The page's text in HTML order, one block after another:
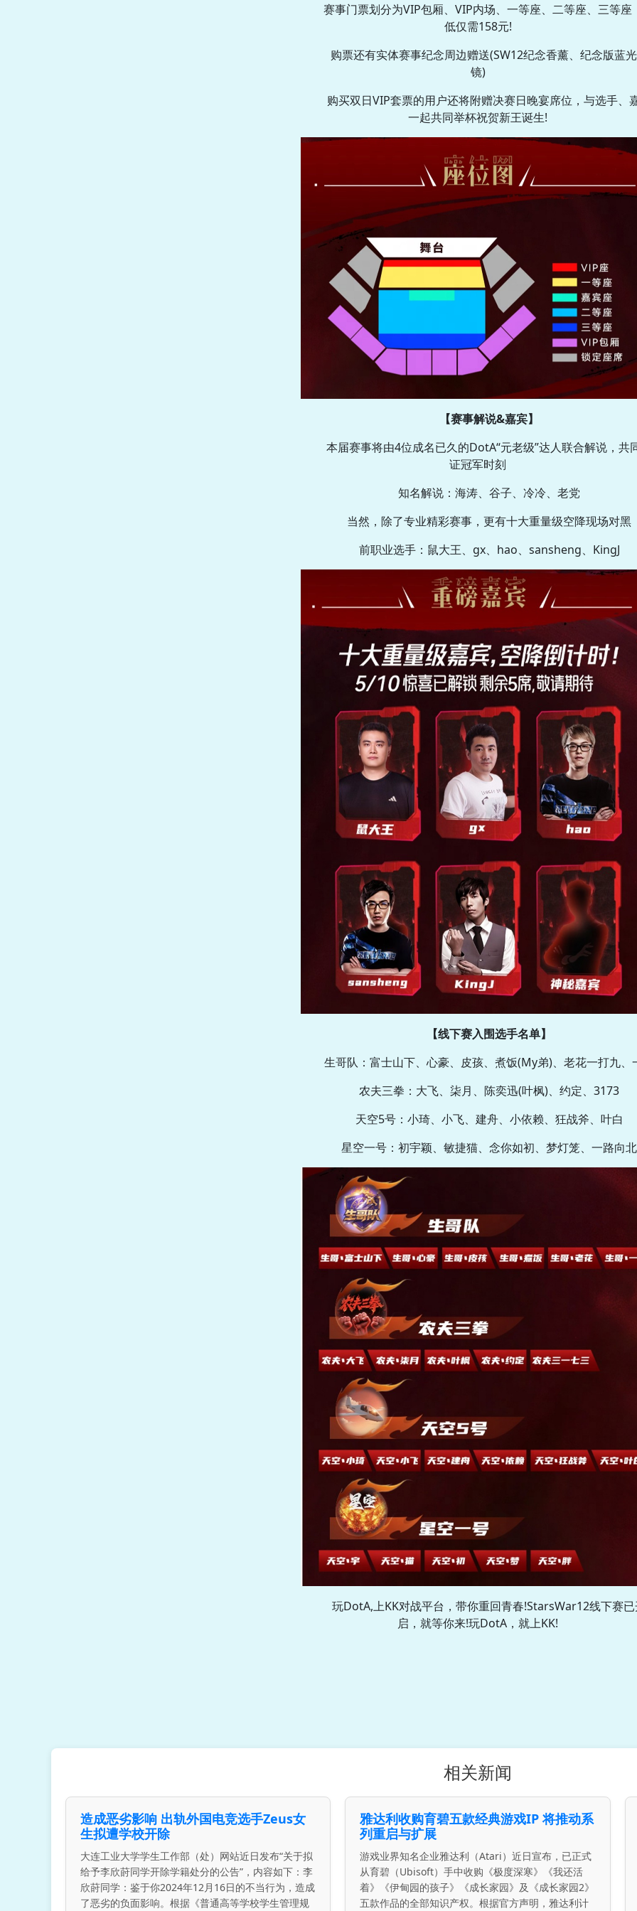
赛事门票划分为VIP包厢、VIP内场、一等座、二等座、三等座
低仅需158元!
购票还有实体赛事纪念周边赠送(SW12纪念香薰、纪念版蓝
镜)
购买双日VIP套票的用户还将附赠决赛日晚宴席位，与选手、
一起共同举杯祝贺新王诞生!
【赛事解说&嘉宾】
本届赛事将由4位成名已久的DotA“元老级”达人联合解说，共
证冠军时刻
知名解说：海涛、谷子、冷冷、老党
当然，除了专业精彩赛事，更有十大重量级空降现场对黑
前职业选手：鼠大王、gx、hao、sansheng、KingJ
【线下赛入围选手名单】
生哥队：富士山下、心豪、皮孩、煮饭(My弟)、老花一打九、
农夫三拳：大飞、柒月、陈奕迅(叶枫)、约定、3173
天空5号：小琦、小飞、建舟、小依赖、狂战斧、叶白
星空一号：初宇颖、敏捷猫、念你如初、梦灯笼、一路向北
玩DotA,上KK对战平台，带你重回青春!StarsWar12线下赛
启，就等你来!玩DotA，就上KK!
相关新闻
造成恶劣影响 出轨外国电竞选手Zeus女
生拟遭学校开除
大连工业大学学生工作部（处）网站近日发布“关于拟
给予李欣莳同学开除学籍处分的公告”，内容如下：李
欣莳同学：鉴于你2024年12月16日的不当行为，造成
了恶劣的负面影响。根据《普通高等学校学生管理规
雅达利收购育碧五款经典游戏IP 将推动系
列重启与扩展
游戏业界知名企业雅达利（Atari）近日宣布，已正式
从育碧（Ubisoft）手中收购《极度深寒》《我还活
着》《伊甸园的孩子》《成长家园》及《成长家园2》
五款作品的全部知识产权。根据官方声明，雅达利计